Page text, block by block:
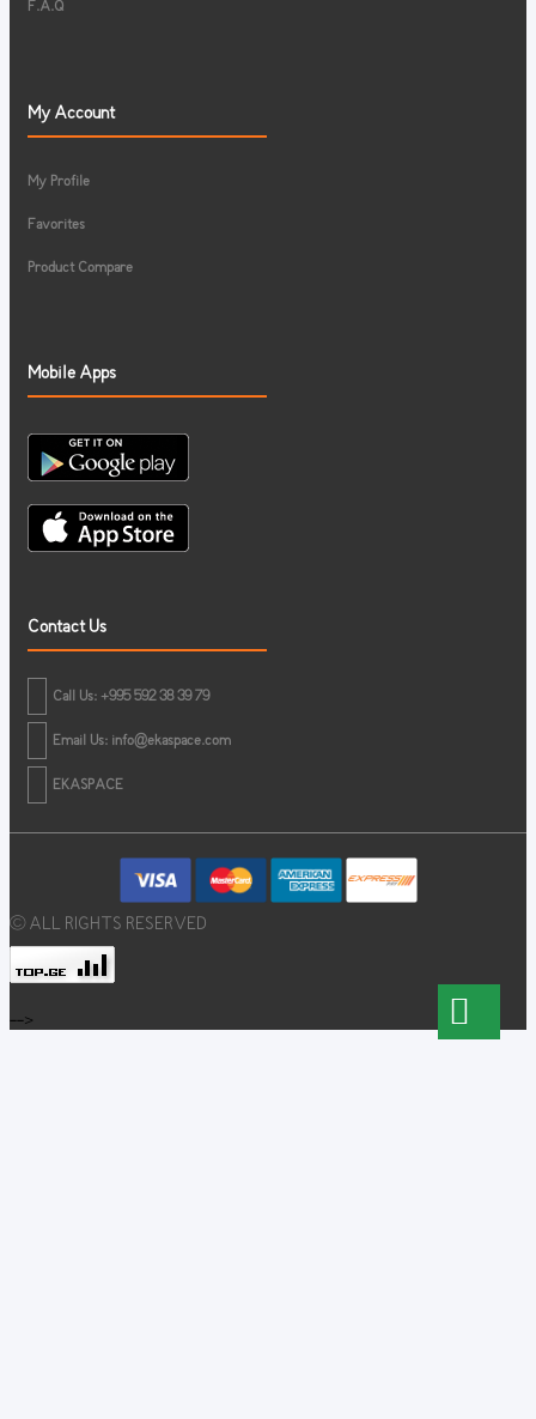
F.A.Q
My Account
My Profile
Favorites
Product Compare
Mobile Apps
Contact Us
Call Us: +995 592 38 39 79
Email Us: info@ekaspace.com
EKASPACE
© ALL RIGHTS RESERVED
-->